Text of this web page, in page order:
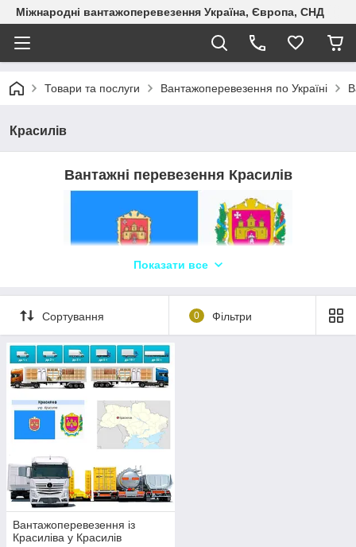
Міжнародні вантажоперевезення Україна, Європа, СНД
Товари та послуги Вантажоперевезення по Україні
Красилів
Вантажні перевезення Красилів
Логіст: Лілія +380687897768WhatsApp,
Telegram, Viber ТЛК «Logistic Systems»
Для транспортної компанії "Logistic Systems" у Красилові та
по всій Україні пропонуємо надійні грузоперевезення. Ми
здійснюємо автоперевезення різних видів вантажів,
включаючи бортові, зерновози, рефрижератори, самоскиди
та іншу спецтехніку. Наша логістична компанія надає послуги
як міжміських, так і міжнародних перевезень. Наш
диспетчерський відділ забезпечує професійну організацію та
контроль на всіх етапах доставки. Ви можете замовити
перевезення вантажів за допомогою наших
багатофункціональних фур і єврофур. Ми також пропонуємо
послуги з переїзду, перевезення негабаритних вантажів,
збірних вантажів та евакуації. Наша транспортна компанія
гарантує надійність та оперативність у всіх видах
Показати все
Сортування 0 Фільтри
Вантажоперевезення із
Красиліва у Красилів